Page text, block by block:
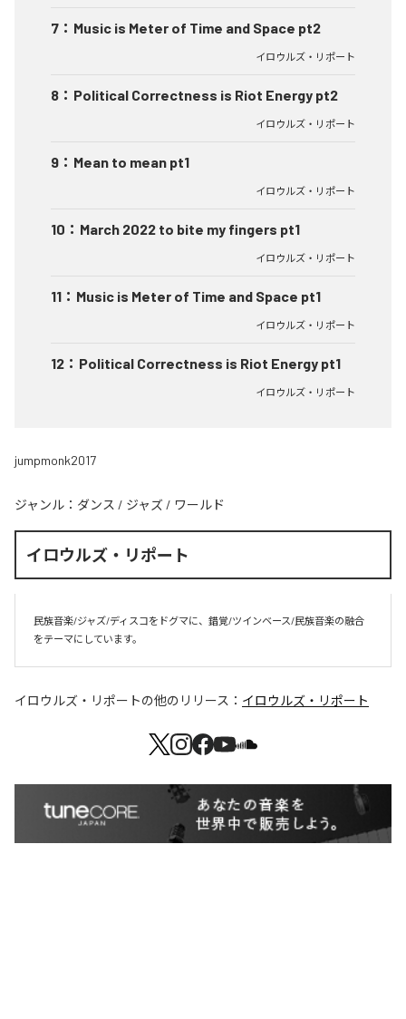
7 ： Music is Meter of Time and Space pt2
イロウルズ・リポート
8 ： Political Correctness is Riot Energy pt2
イロウルズ・リポート
9 ： Mean to mean pt1
イロウルズ・リポート
10 ： March 2022 to bite my fingers pt1
イロウルズ・リポート
11 ： Music is Meter of Time and Space pt1
イロウルズ・リポート
12 ： Political Correctness is Riot Energy pt1
イロウルズ・リポート
jumpmonk2017
ジャンル： ダンス / ジャズ / ワールド
イロウルズ・リポート
民族音楽/ジャズ/ディスコをドグマに、錯覚/ツインベース/民族音楽の融合
をテーマにしています。
イロウルズ・リポートの他のリリース： イロウルズ・リポート